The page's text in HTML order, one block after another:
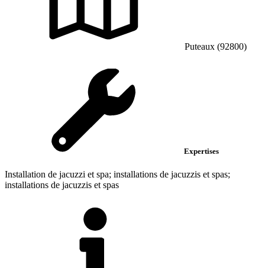
Puteaux (92800)
Expertises
Installation de jacuzzi et spa; installations de jacuzzis et spas;
installations de jacuzzis et spas